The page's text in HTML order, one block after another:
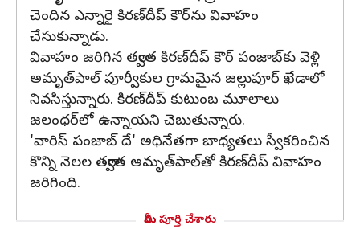
చెందిన ఎన్నారై కిరణ్‌దీప్ కౌర్‌ను వివాహం
చేసుకున్నాడు.
వివాహం జరిగిన తర్వాత కిరణ్‌దీప్ కౌర్ పంజాబ్‌కు వెళ్లి
అమృత్‌పాల్ పూర్వీకుల గ్రామమైన జల్లుపూర్ ఖేడాలో
నివసిస్తున్నారు. కిరణ్‌దీప్ కుటుంబ మూలాలు
జలంధర్‌లో ఉన్నాయని చెబుతున్నారు.
'వారిస్ పంజాబ్ దే' అధినేతగా బాధ్యతలు స్వీకరించిన
కొన్ని నెలల తర్వాత అమృత్‌పాల్‌తో కిరణ్‌దీప్ వివాహం
జరిగింది.
మీరు పూర్తి చేశారు